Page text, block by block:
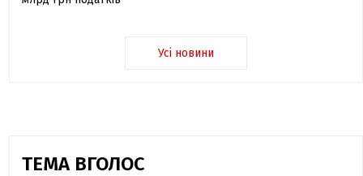
Усі новини
ТЕМА ВГОЛОС